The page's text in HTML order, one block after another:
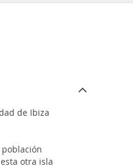
de Ibiza
otra isla